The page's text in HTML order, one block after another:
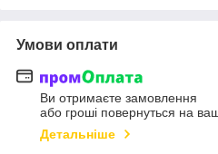
Умови оплати
Ви отримаєте замовлення
або гроші повернуться на
Детальніше